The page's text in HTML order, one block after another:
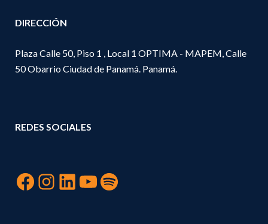
DIRECCIÓN
Plaza Calle 50, Piso 1 , Local 1 OPTIMA - MAPEM, Calle
50 Obarrio Ciudad de Panamá. Panamá.
REDES SOCIALES